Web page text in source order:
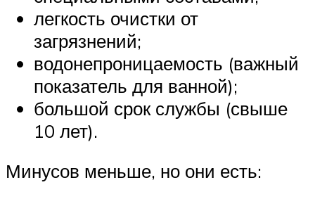
легкость очистки от
загрязнений;
водонепроницаемость (важный
показатель для ванной);
большой срок службы (свыше
10 лет).
Минусов меньше, но они есть: